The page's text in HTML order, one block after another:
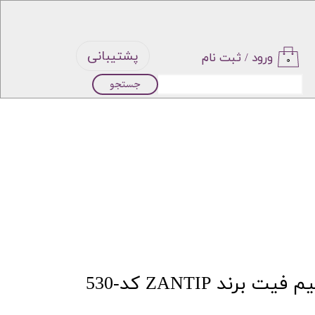
ورود / ثبت نام
حساب
خروج از
حساب
۰ پشتیبانی
جستجو
شلوار پارچه ای اسلیم فیت برند ZANTIP کد-530